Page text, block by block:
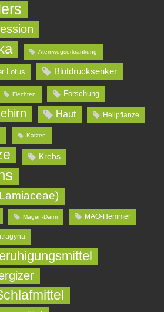
Atemwegserkrankung
Lotus Blutdrucksenker
Flechten Forschung
Haut Heilpflanze
Katzen
Krebs
Magen-Darm MAO-Hemmer